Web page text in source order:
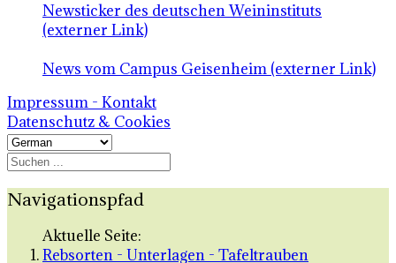
Newsticker des deutschen Weininstituts
(externer Link)
News vom Campus Geisenheim (externer Link)
Impressum - Kontakt
Datenschutz & Cookies
Navigationspfad
Aktuelle Seite:
Rebsorten - Unterlagen - Tafeltrauben